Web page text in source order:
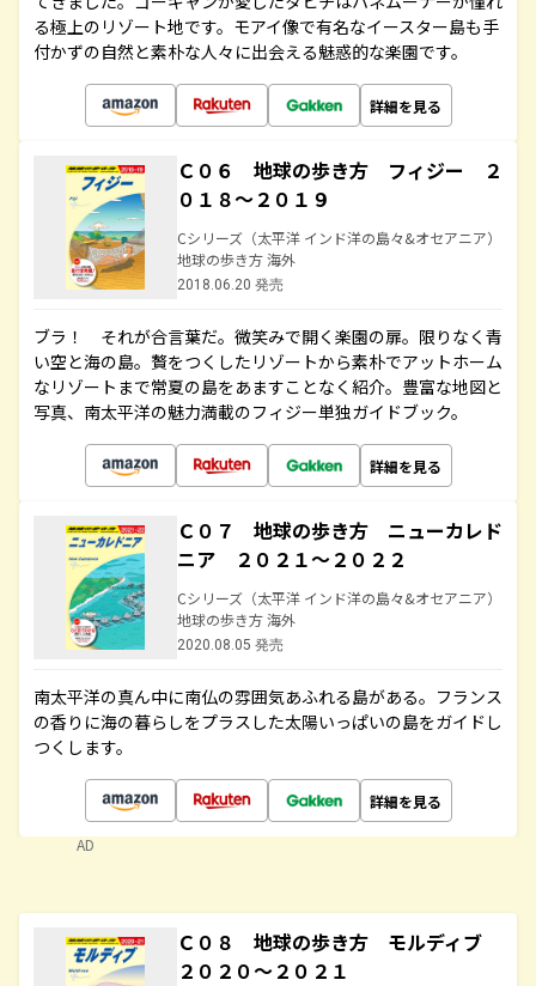
る極上のリゾート地です。モアイ像で有名なイースター島も手
付かずの自然と素朴な人々に出会える魅惑的な楽園です。
詳細を見る
Ｃ０６ 地球の歩き方 フィジー ２
０１８～２０１９
Cシリーズ（太平洋 インド洋の島々&オセアニア）
地球の歩き方 海外
2018.06.20 発売
ブラ！ それが合言葉だ。微笑みで開く楽園の扉。限りなく青
い空と海の島。贅をつくしたリゾートから素朴でアットホーム
なリゾートまで常夏の島をあますことなく紹介。豊富な地図と
写真、南太平洋の魅力満載のフィジー単独ガイドブック。
詳細を見る
Ｃ０７ 地球の歩き方 ニューカレド
ニア ２０２１～２０２２
Cシリーズ（太平洋 インド洋の島々&オセアニア）
地球の歩き方 海外
2020.08.05 発売
南太平洋の真ん中に南仏の雰囲気あふれる島がある。フランス
の香りに海の暮らしをプラスした太陽いっぱいの島をガイドし
つくします。
詳細を見る
AD
Ｃ０８ 地球の歩き方 モルディブ
２０２０～２０２１